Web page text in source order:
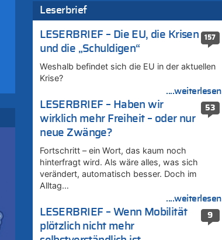
Leserbrief
157
LESERBRIEF – Die EU, die Krisen
und die „Schuldigen“
Weshalb befindet sich die EU in der aktuellen
Krise?
....weiterlesen
53
LESERBRIEF – Haben wir
wirklich mehr Freiheit – oder nur
neue Zwänge?
Fortschritt – ein Wort, das kaum noch
hinterfragt wird. Als wäre alles, was sich
verändert, automatisch besser. Doch im
Alltag…
....weiterlesen
9
LESERBRIEF – Wenn Mobilität
plötzlich nicht mehr